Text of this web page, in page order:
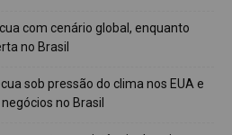
com cenário global, enquanto
no Brasil
sob pressão do clima nos EUA e
no Brasil